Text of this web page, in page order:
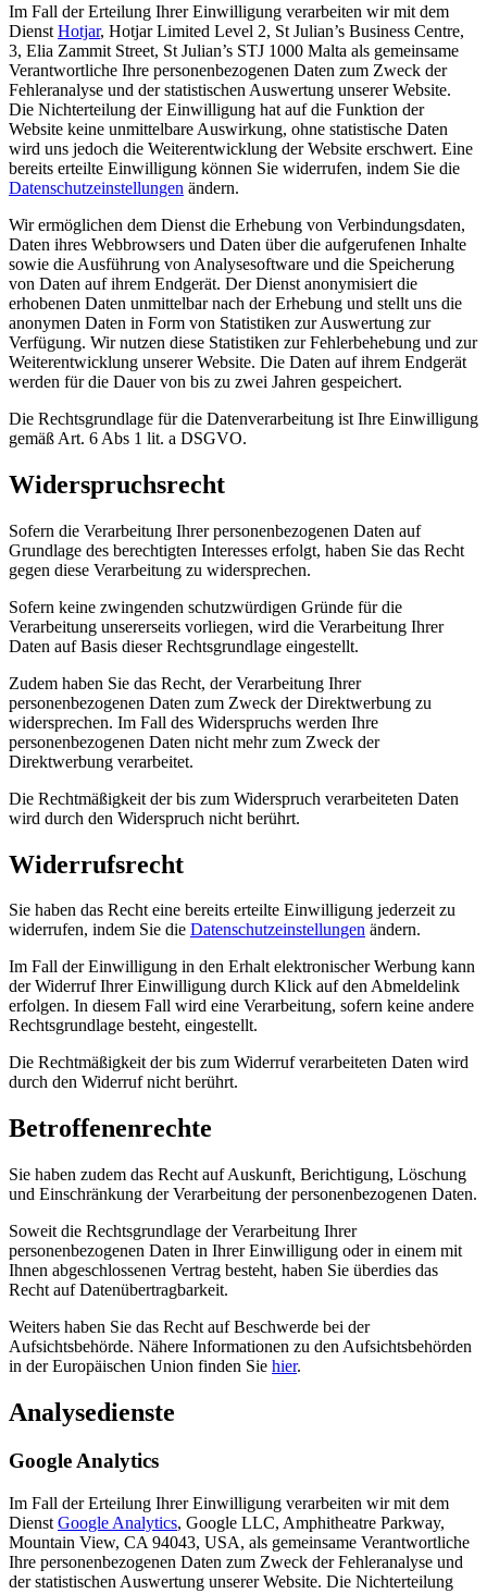
Im Fall der Erteilung Ihrer Einwilligung verarbeiten wir mit dem
Dienst Hotjar, Hotjar Limited Level 2, St Julian’s Business Centre,
3, Elia Zammit Street, St Julian’s STJ 1000 Malta als gemeinsame
Verantwortliche Ihre personenbezogenen Daten zum Zweck der
Fehleranalyse und der statistischen Auswertung unserer Website.
Die Nichterteilung der Einwilligung hat auf die Funktion der
Website keine unmittelbare Auswirkung, ohne statistische Daten
wird uns jedoch die Weiterentwicklung der Website erschwert. Eine
bereits erteilte Einwilligung können Sie widerrufen, indem Sie die
Datenschutzeinstellungen ändern.
Wir ermöglichen dem Dienst die Erhebung von Verbindungsdaten,
Daten ihres Webbrowsers und Daten über die aufgerufenen Inhalte
sowie die Ausführung von Analysesoftware und die Speicherung
von Daten auf ihrem Endgerät. Der Dienst anonymisiert die
erhobenen Daten unmittelbar nach der Erhebung und stellt uns die
anonymen Daten in Form von Statistiken zur Auswertung zur
Verfügung. Wir nutzen diese Statistiken zur Fehlerbehebung und zur
Weiterentwicklung unserer Website. Die Daten auf ihrem Endgerät
werden für die Dauer von bis zu zwei Jahren gespeichert.
Die Rechtsgrundlage für die Datenverarbeitung ist Ihre Einwilligung
gemäß Art. 6 Abs 1 lit. a DSGVO.
Widerspruchsrecht
Sofern die Verarbeitung Ihrer personenbezogenen Daten auf
Grundlage des berechtigten Interesses erfolgt, haben Sie das Recht
gegen diese Verarbeitung zu widersprechen.
Sofern keine zwingenden schutzwürdigen Gründe für die
Verarbeitung unsererseits vorliegen, wird die Verarbeitung Ihrer
Daten auf Basis dieser Rechtsgrundlage eingestellt.
Zudem haben Sie das Recht, der Verarbeitung Ihrer
personenbezogenen Daten zum Zweck der Direktwerbung zu
widersprechen. Im Fall des Widerspruchs werden Ihre
personenbezogenen Daten nicht mehr zum Zweck der
Direktwerbung verarbeitet.
Die Rechtmäßigkeit der bis zum Widerspruch verarbeiteten Daten
wird durch den Widerspruch nicht berührt.
Widerrufsrecht
Sie haben das Recht eine bereits erteilte Einwilligung jederzeit zu
widerrufen, indem Sie die Datenschutzeinstellungen ändern.
Im Fall der Einwilligung in den Erhalt elektronischer Werbung kann
der Widerruf Ihrer Einwilligung durch Klick auf den Abmeldelink
erfolgen. In diesem Fall wird eine Verarbeitung, sofern keine andere
Rechtsgrundlage besteht, eingestellt.
Die Rechtmäßigkeit der bis zum Widerruf verarbeiteten Daten wird
durch den Widerruf nicht berührt.
Betroffenenrechte
Sie haben zudem das Recht auf Auskunft, Berichtigung, Löschung
und Einschränkung der Verarbeitung der personenbezogenen Daten.
Soweit die Rechtsgrundlage der Verarbeitung Ihrer
personenbezogenen Daten in Ihrer Einwilligung oder in einem mit
Ihnen abgeschlossenen Vertrag besteht, haben Sie überdies das
Recht auf Datenübertragbarkeit.
Weiters haben Sie das Recht auf Beschwerde bei der
Aufsichtsbehörde. Nähere Informationen zu den Aufsichtsbehörden
in der Europäischen Union finden Sie hier.
Analysedienste
Google Analytics
Im Fall der Erteilung Ihrer Einwilligung verarbeiten wir mit dem
Dienst Google Analytics, Google LLC, Amphitheatre Parkway,
Mountain View, CA 94043, USA, als gemeinsame Verantwortliche
Ihre personenbezogenen Daten zum Zweck der Fehleranalyse und
der statistischen Auswertung unserer Website. Die Nichterteilung